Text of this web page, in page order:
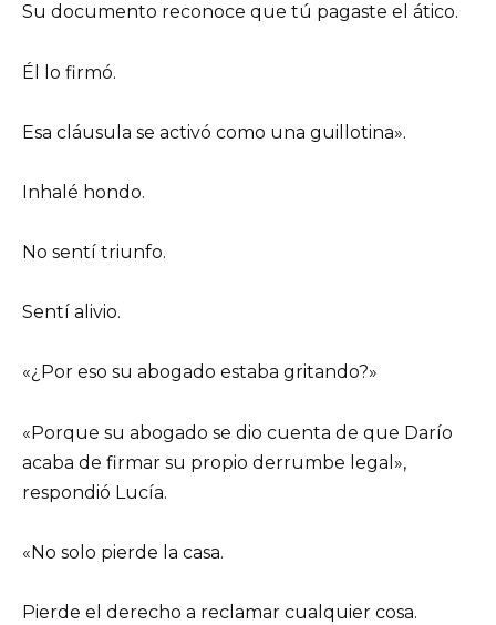
Su documento reconoce que tú pagaste el ático.
Él lo firmó.
Esa cláusula se activó como una guillotina».
Inhalé hondo.
No sentí triunfo.
Sentí alivio.
«¿Por eso su abogado estaba gritando?»
«Porque su abogado se dio cuenta de que Darío
acaba de firmar su propio derrumbe legal»,
respondió Lucía.
«No solo pierde la casa.
Pierde el derecho a reclamar cualquier cosa.